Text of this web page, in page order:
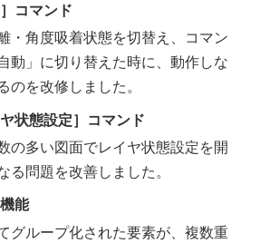
コマンド
・角度吸着状態を切替え、コマン
動」に切り替えた時に、動作しな
のを改修しました。
状態設定］コマンド
の多い図面でレイヤ状態設定を開
る問題を改善しました。
能
グループ化された要素が、複数重